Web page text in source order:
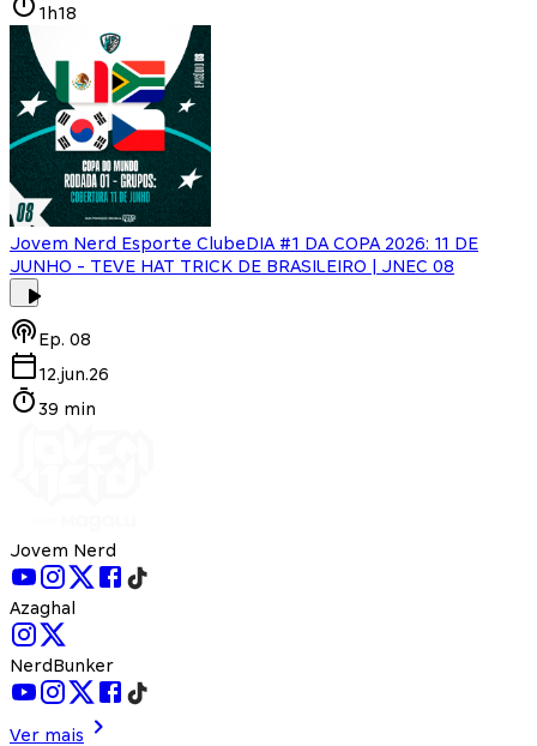
1h18
Jovem Nerd Esporte ClubeDIA #1 DA COPA 2026: 11 DE
JUNHO - TEVE HAT TRICK DE BRASILEIRO | JNEC 08
Ep. 08
12.jun.26
39 min
Jovem Nerd
Azaghal
NerdBunker
Ver mais